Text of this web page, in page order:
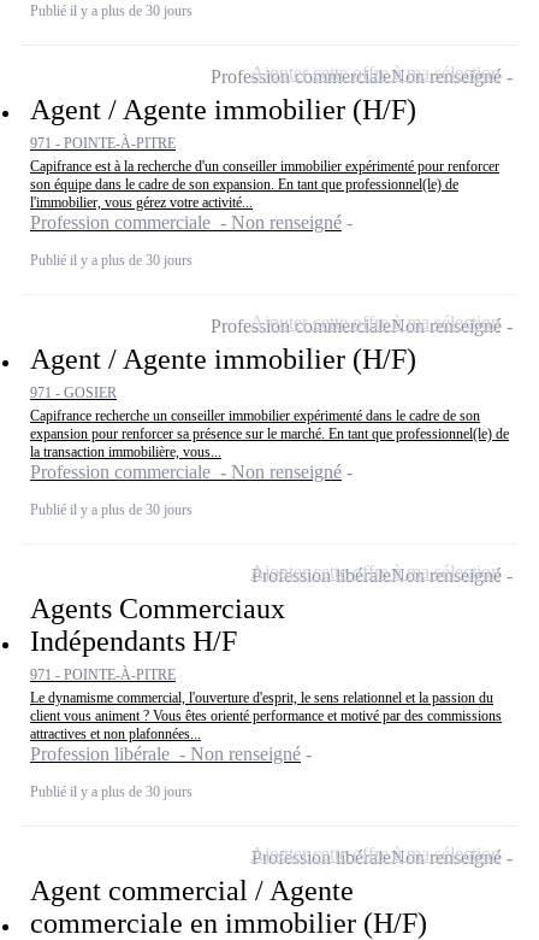
Publié il y a plus de 30 jours
Agent / Agente immobilier (H/F)
971 - POINTE-À-PITRE
Capifrance est à la recherche d'un conseiller immobilier expérimenté pour renforcer
son équipe dans le cadre de son expansion. En tant que professionnel(le) de
l'immobilier, vous gérez votre activité...
Profession commerciale - Non renseigné
Publié il y a plus de 30 jours
Profession commercialeNon renseigné
Ajouter cette offre à ma sélection
Agent / Agente immobilier (H/F)
971 - GOSIER
Capifrance recherche un conseiller immobilier expérimenté dans le cadre de son
expansion pour renforcer sa présence sur le marché. En tant que professionnel(le) de
la transaction immobilière, vous...
Profession commerciale - Non renseigné
Publié il y a plus de 30 jours
Profession commercialeNon renseigné
Ajouter cette offre à ma sélection
Agents Commerciaux
Indépendants H/F
971 - POINTE-À-PITRE
Le dynamisme commercial, l'ouverture d'esprit, le sens relationnel et la passion du
client vous animent ? Vous êtes orienté performance et motivé par des commissions
attractives et non plafonnées...
Profession libérale - Non renseigné
Publié il y a plus de 30 jours
Profession libéraleNon renseigné
Ajouter cette offre à ma sélection
Agent commercial / Agente
commerciale en immobilier (H/F)
Profession libéraleNon renseigné
Ajouter cette offre à ma sélection